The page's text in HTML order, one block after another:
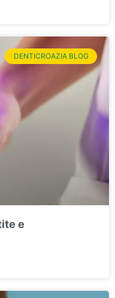
DENTICROAZIA BLOG
e